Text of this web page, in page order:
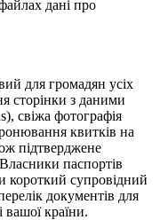
дані про
для громадян усіх
сторінки з даними
свіжа фотографія
квитків на
підтверджене
паспортів
короткий супровідний
документів для
вашої країни.